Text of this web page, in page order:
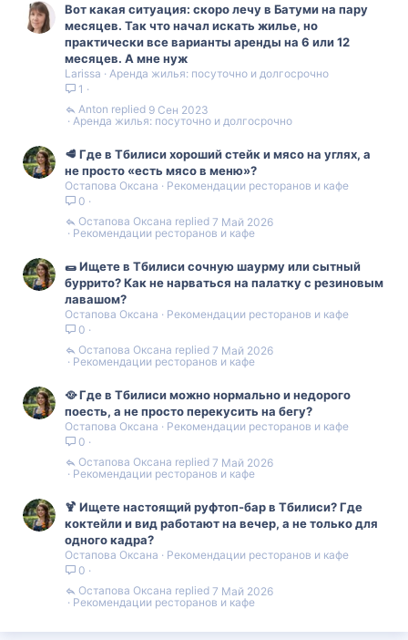
Вот какая ситуация: скоро лечу в Батуми на пару
месяцев. Так что начал искать жилье, но
практически все варианты аренды на 6 или 12
месяцев. А мне нуж
Larissa
Аренда жилья: посуточно и долгосрочно
1
Аренда жилья: посуточно и долгосрочно
9 Сен 2023
Anton
🥩 Где в Тбилиси хороший стейк и мясо на углях, а
не просто «есть мясо в меню»?
Остапова Оксана
Рекомендации ресторанов и кафе
0
Рекомендации ресторанов и кафе
7 Май 2026
Остапова Оксана
🌯 Ищете в Тбилиси сочную шаурму или сытный
буррито? Как не нарваться на палатку с резиновым
лавашом?
Остапова Оксана
Рекомендации ресторанов и кафе
0
Рекомендации ресторанов и кафе
7 Май 2026
Остапова Оксана
🥘 Где в Тбилиси можно нормально и недорого
поесть, а не просто перекусить на бегу?
Остапова Оксана
Рекомендации ресторанов и кафе
0
Рекомендации ресторанов и кафе
7 Май 2026
Остапова Оксана
🍹 Ищете настоящий руфтоп-бар в Тбилиси? Где
коктейли и вид работают на вечер, а не только для
одного кадра?
Остапова Оксана
Рекомендации ресторанов и кафе
0
Рекомендации ресторанов и кафе
7 Май 2026
Остапова Оксана